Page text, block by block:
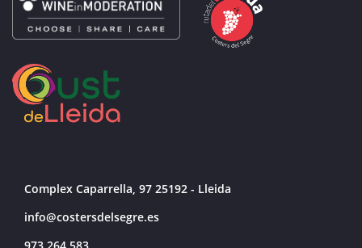
Complex Caparrella, 97 25192 - Lleida
info@costersdelsegre.es